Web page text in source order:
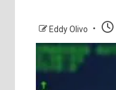
Eddy Olivo